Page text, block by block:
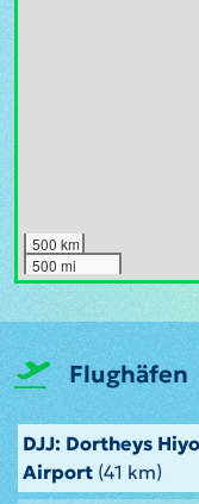
500 km
500 mi
Flughäfen
DJJ: Dortheys
Airport (41 km)